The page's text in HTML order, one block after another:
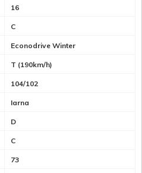
16
C
Econodrive Winter
T (190km/h)
104/102
Iarna
D
C
73